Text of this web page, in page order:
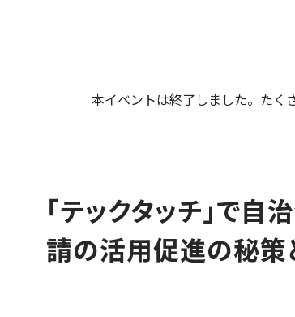
本イベントは終了しました。たく
「テックタッチ」で
請の活用促進の秘策